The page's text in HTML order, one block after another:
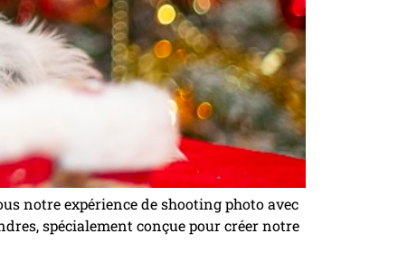
notre expérience de shooting photo avec
spécialement conçue pour créer notre